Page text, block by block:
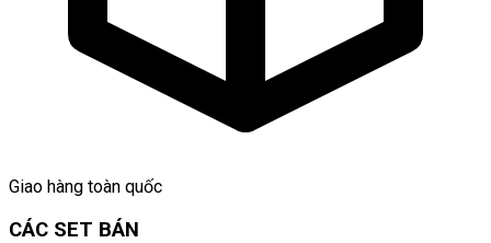
Giao hàng toàn quốc
CÁC SET BÁN